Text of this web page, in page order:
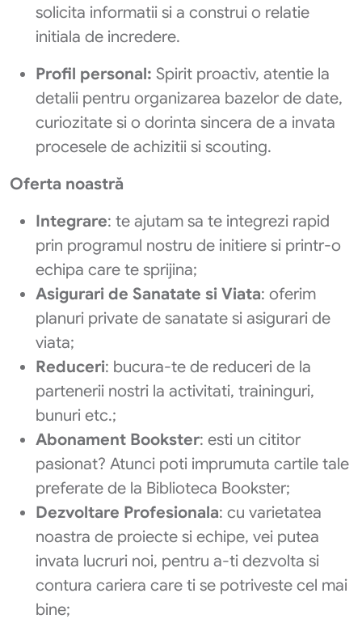
solicita informatii si a construi o relatie
initiala de incredere.
Profil personal: Spirit proactiv, atentie la
detalii pentru organizarea bazelor de date,
curiozitate si o dorinta sincera de a invata
procesele de achizitii si scouting.
Oferta noastră
Integrare: te ajutam sa te integrezi rapid
prin programul nostru de initiere si printr-o
echipa care te sprijina;
Asigurari de Sanatate si Viata: oferim
planuri private de sanatate si asigurari de
viata;
Reduceri: bucura-te de reduceri de la
partenerii nostri la activitati, traininguri,
bunuri etc.;
Abonament Bookster: esti un cititor
pasionat? Atunci poti imprumuta cartile tale
preferate de la Biblioteca Bookster;
Dezvoltare Profesionala: cu varietatea
noastra de proiecte si echipe, vei putea
invata lucruri noi, pentru a-ti dezvolta si
contura cariera care ti se potriveste cel mai
bine;